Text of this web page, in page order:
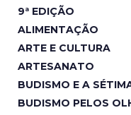
9ª EDIÇÃO
ALIMENTAÇÃO
ARTE E CULTURA
ARTESANATO
BUDISMO E A
BUDISMO PELOS